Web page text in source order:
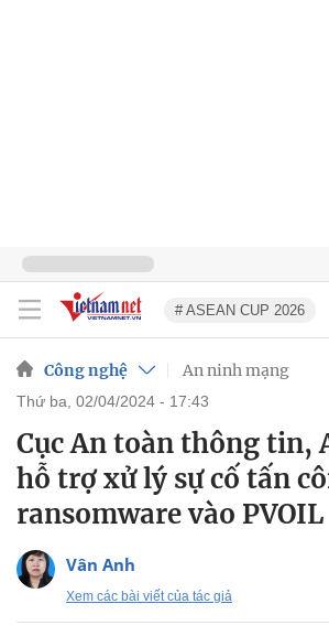
# ASEAN CUP 2026
Công nghệ An ninh mạng
thứ ba, 02/04/2024 - 17:43
Cục An toàn thông tin,
hỗ trợ xử lý sự cố tấn
ransomware vào PVOIL
Vân Anh
Xem các bài viết của tác giả